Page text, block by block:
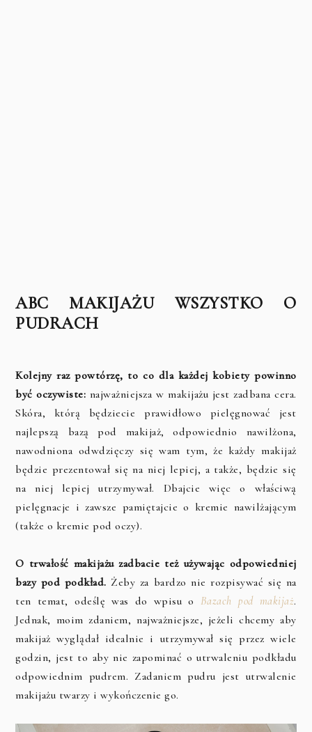
ABC MAKIJAŻU WSZYSTKO O
PUDRACH
Kolejny raz powtórzę, to co dla każdej kobiety powinno
być oczywiste: najważniejsza w makijażu jest zadbana cera.
Skóra, którą będziecie prawidłowo pielęgnować jest
najlepszą bazą pod makijaż, odpowiednio nawilżona,
nawodniona odwdzięczy się wam tym, że każdy makijaż
będzie prezentował się na niej lepiej, a także, będzie się
na niej lepiej utrzymywał. Dbajcie więc o właściwą
pielęgnacje i zawsze pamiętajcie o kremie nawilżającym
(także o kremie pod oczy).
O trwałość makijażu zadbacie też używając odpowiedniej
bazy pod podkład. Żeby za bardzo nie rozpisywać się na
ten temat, odeślę was do wpisu o Bazach pod makijaż.
Jednak, moim zdaniem, najważniejsze, jeżeli chcemy aby
makijaż wyglądał idealnie i utrzymywał się przez wiele
godzin, jest to aby nie zapominać o utrwaleniu podkładu
odpowiednim pudrem. Zadaniem pudru jest utrwalenie
makijażu twarzy i wykończenie go.